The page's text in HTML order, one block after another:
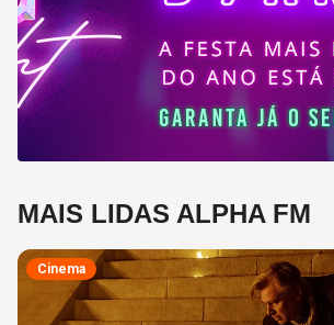
MAIS LIDAS ALPHA FM
Cinema